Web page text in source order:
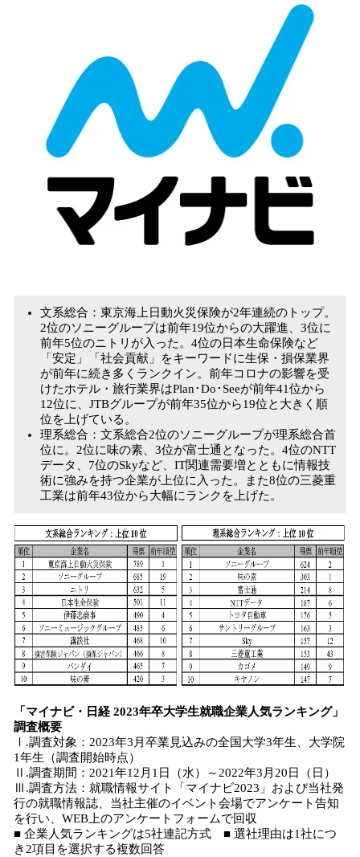
​文系総合：東京海上日動火災保険が2年連続のトップ。
2位のソニーグループは前年19位からの大躍進、3位に
前年5位のニトリが入った。4位の日本生命保険など
「安定」「社会貢献」をキーワードに生保・損保業界
が前年に続き多くランクイン。前年コロナの影響を受
けたホテル・旅行業界はPlan･Do･Seeが前年41位から
12位に、JTBグループが前年35位から19位と大きく順
位を上げている。
理系総合：文系総合2位のソニーグループが理系総合首
位に。2位に味の素、3位が富士通となった。4位のNTT
データ、7位のSkyなど、IT関連需要増とともに情報技
術に強みを持つ企業が上位に入った。また8位の三菱重
工業は前年43位から大幅にランクを上げた。
「マイナビ・日経 2023年卒大学生就職企業人気ランキング」
調査概要
Ⅰ.調査対象：2023年3月卒業見込みの全国大学3年生、大学院
1年生（調査開始時点）
Ⅱ.調査期間：2021年12月1日（水）～2022年3月20日（日）
Ⅲ.調査方法：就職情報サイト「マイナビ2023」および当社発
行の就職情報誌、当社主催のイベント会場でアンケート告知
を行い、WEB上のアンケートフォームで回収
■ 企業人気ランキングは5社連記方式 ■ 選社理由は1社につ
き2項目を選択する複数回答